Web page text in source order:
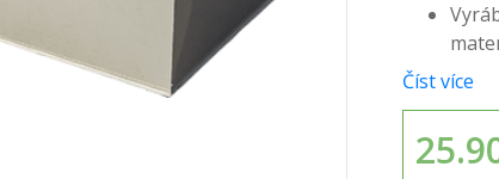
Číst více